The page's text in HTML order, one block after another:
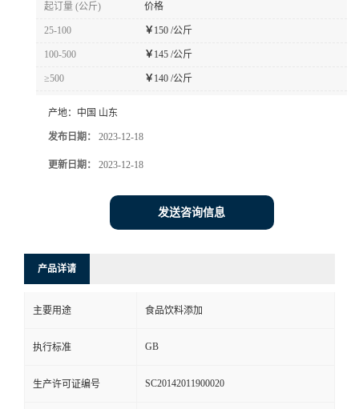
起订量 (公斤) 价格
25-100 ￥ 150 /公斤
100-500 ￥ 145 /公斤
≥500 ￥ 140 /公斤
产地： 中国 山东
发布日期： 2023-12-18
更新日期： 2023-12-18
发送咨询信息
产品详请
主要用途 食品饮料添加
执行标准 GB
生产许可证编号 SC20142011900020